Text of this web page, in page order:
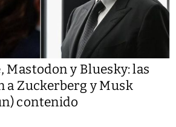
Mastodon y Bluesky: las
a Zuckerberg y Musk
contenido